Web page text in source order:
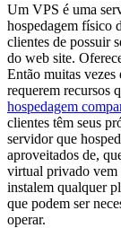
Um VPS é uma
hospedagem físico
clientes de possuir
do web site.
Então muitas
requerem recursos
hospedagem
clientes têm seus
servidor que
aproveitados de,
virtual privado vem
instalem qualquer
que podem ser
operar.